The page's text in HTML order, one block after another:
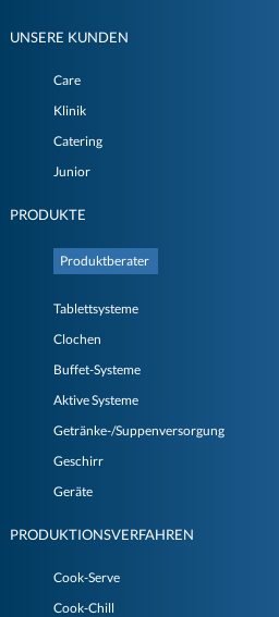
UNSERE KUNDEN
Care
Klinik
Catering
Junior
PRODUKTE
Produktberater
Tablettsysteme
Clochen
Buffet-Systeme
Aktive Systeme
Getränke-/Suppenversorgung
Geschirr
Geräte
PRODUKTIONSVERFAHREN
Cook-Serve
Cook-Chill